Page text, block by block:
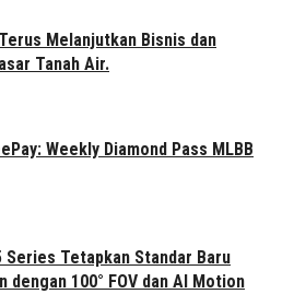
Terus Melanjutkan Bisnis dan
Tanah Air.
Weekly Diamond Pass MLBB
Series Tetapkan Standar Baru
dengan 100° FOV dan AI Motion